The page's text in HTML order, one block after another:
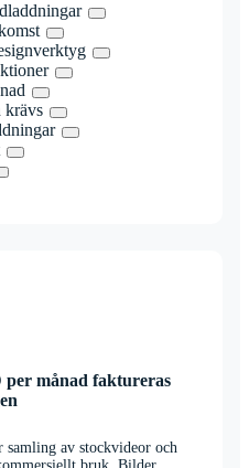
krävs
per månad faktureras
av stockvideor och